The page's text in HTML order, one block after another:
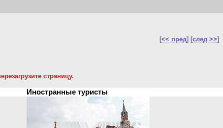
[<< пред] [след >>]
страницу.
Иностранные туристы